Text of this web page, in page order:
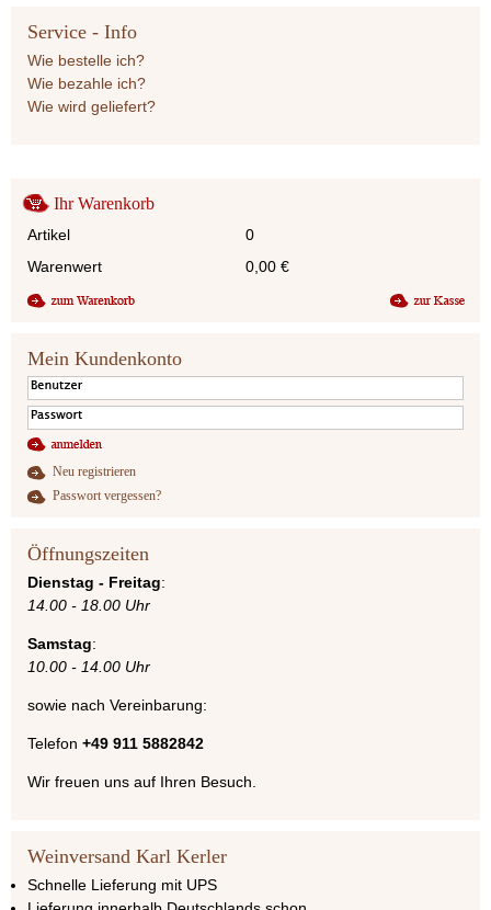
Service - Info
Wie bestelle ich?
Wie bezahle ich?
Wie wird geliefert?
Ihr Warenkorb
Artikel
0
Warenwert
0,00 €
Mein Kundenkonto
Neu registrieren
Passwort vergessen?
Öffnungszeiten
Dienstag - Freitag:
14.00 - 18.00 Uhr
Samstag:
10.00 - 14.00 Uhr
sowie nach Vereinbarung:
Telefon +49 911 5882842
Wir freuen uns auf Ihren Besuch.
Weinversand Karl Kerler
Schnelle Lieferung mit UPS